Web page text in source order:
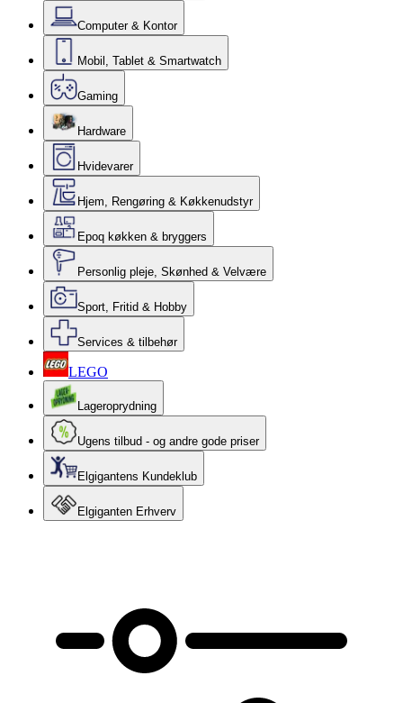
Computer & Kontor
Mobil, Tablet & Smartwatch
Gaming
Hardware
Hvidevarer
Hjem, Rengøring & Køkkenudstyr
Epoq køkken & bryggers
Personlig pleje, Skønhed & Velvære
Sport, Fritid & Hobby
Services & tilbehør
LEGO
Lageroprydning
Ugens tilbud - og andre gode priser
Elgigantens Kundeklub
Elgiganten Erhverv